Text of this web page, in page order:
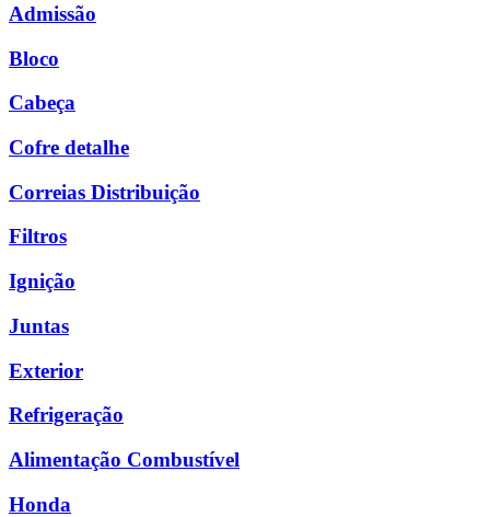
Admissão
Bloco
Cabeça
Cofre detalhe
Correias Distribuição
Filtros
Ignição
Juntas
Exterior
Refrigeração
Alimentação Combustível
Honda